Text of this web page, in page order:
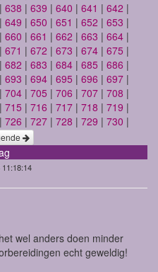
| 638 | 639 | 640 | 641 | 642 |
| 649 | 650 | 651 | 652 | 653 |
| 660 | 661 | 662 | 663 | 664 |
| 671 | 672 | 673 | 674 | 675 |
| 682 | 683 | 684 | 685 | 686 |
| 693 | 694 | 695 | 696 | 697 |
| 704 | 705 | 706 | 707 | 708 |
| 715 | 716 | 717 | 718 | 719 |
| 726 | 727 | 728 | 729 | 730 |
wel anders doen minder
echt geweldig!